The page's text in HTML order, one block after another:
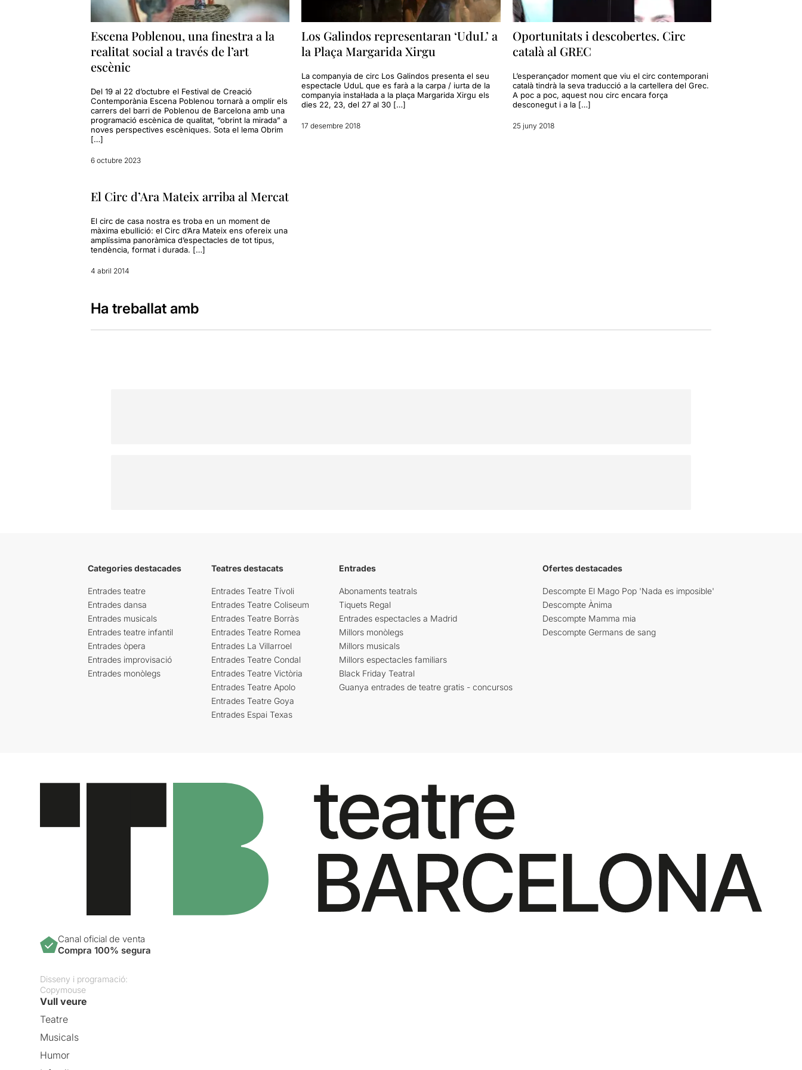
Escena Poblenou, una finestra a la
realitat social a través de l’art
escènic
Del 19 al 22 d’octubre el Festival de Creació
Contemporània Escena Poblenou tornarà a omplir els
carrers del barri de Poblenou de Barcelona amb una
programació escènica de qualitat, “obrint la mirada” a
noves perspectives escèniques. Sota el lema Obrim
[…]
6 octubre 2023
Los Galindos representaran ‘UduL’ a
la Plaça Margarida Xirgu
La companyia de circ Los Galindos presenta el seu
espectacle UduL que es farà a la carpa / iurta de la
companyia instal·lada a la plaça Margarida Xirgu els
dies 22, 23, del 27 al 30 […]
17 desembre 2018
Oportunitats i descobertes. Circ
català al GREC
L’esperançador moment que viu el circ contemporani
català tindrà la seva traducció a la cartellera del Grec.
A poc a poc, aquest nou circ encara força
desconegut i a la […]
25 juny 2018
El Circ d’Ara Mateix arriba al Mercat
El circ de casa nostra es troba en un moment de
màxima ebullició: el Circ d’Ara Mateix ens ofereix una
amplíssima panoràmica d’espectacles de tot tipus,
tendència, format i durada. […]
4 abril 2014
Ha treballat amb
Categories destacades
Entrades teatre
Entrades dansa
Entrades musicals
Entrades teatre infantil
Entrades òpera
Entrades improvisació
Entrades monòlegs
Teatres destacats
Entrades Teatre Tívoli
Entrades Teatre Coliseum
Entrades Teatre Borràs
Entrades Teatre Romea
Entrades La Villarroel
Entrades Teatre Condal
Entrades Teatre Victòria
Entrades Teatre Apolo
Entrades Teatre Goya
Entrades Espai Texas
Entrades
Abonaments teatrals
Tiquets Regal
Entrades espectacles a Madrid
Millors monòlegs
Millors musicals
Millors espectacles familiars
Black Friday Teatral
Guanya entrades de teatre gratis - concursos
Ofertes destacades
Descompte El Mago Pop 'Nada es imposible'
Descompte Ànima
Descompte Mamma mia
Descompte Germans de sang
Canal oficial de venta
Compra 100% segura
Disseny i programació:
Copymouse
Vull veure
Teatre
Musicals
Humor